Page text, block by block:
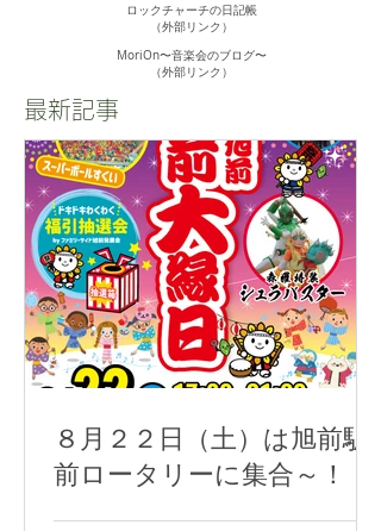
ロックチャーチの日記帳
（外部リンク）
MoriOn〜音楽会のブログ〜
​（外部リンク）
最新記事
８月２２日（土）は旭前駅
前ロータリーに集合～！！